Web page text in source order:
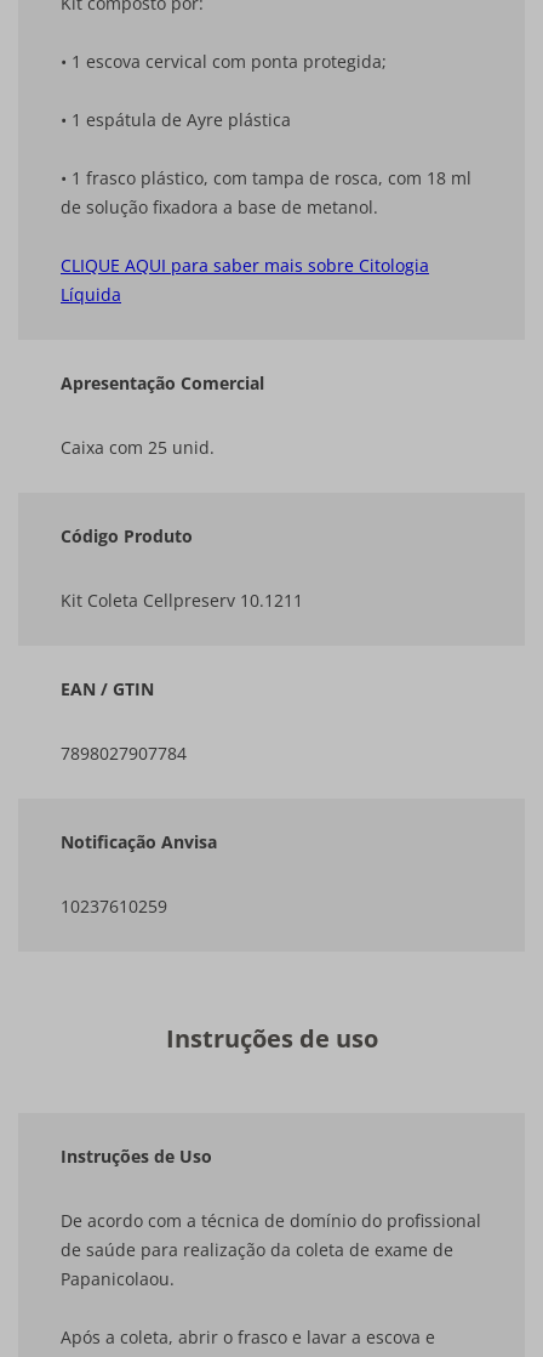
• 1 escova cervical com ponta protegida;
• 1 espátula de Ayre plástica
• 1 frasco plástico, com tampa de rosca, com 18 ml
de solução fixadora a base de metanol.
CLIQUE AQUI para saber mais sobre Citologia
Líquida
Apresentação Comercial
Caixa com 25 unid.
Código Produto
Kit Coleta Cellpreserv 10.1211
EAN / GTIN
7898027907784
Notificação Anvisa
10237610259
Instruções de uso
Instruções de Uso
De acordo com a técnica de domínio do profissional
de saúde para realização da coleta de exame de
Papanicolaou.
Após a coleta, abrir o frasco e lavar a escova e